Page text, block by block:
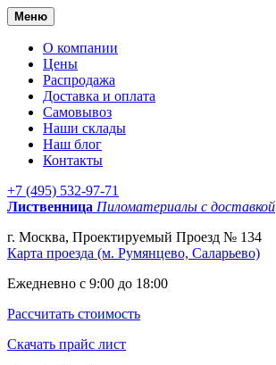
Меню
О компании
Цены
Распродажа
Доставка и оплата
Самовывоз
Наши склады
Наш блог
Контакты
+7 (495) 532-97-71
Лиственница Пиломатериалы с доставкой
г. Москва, Проектируемый Проезд № 134
Карта проезда (м. Румянцево, Саларьево)
Ежедневно с 9:00 до 18:00
Рассчитать стоимость
Скачать прайс лист